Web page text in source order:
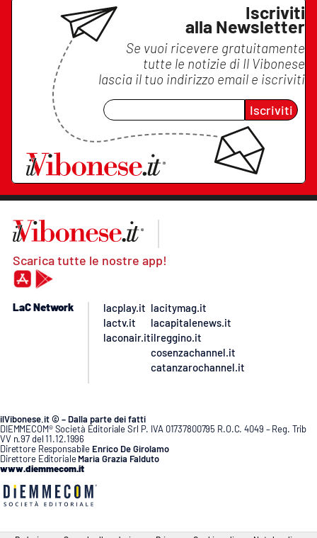
Iscriviti
alla Newsletter
Se vuoi ricevere gratuitamente
tutte le notizie di Il Vibonese
lascia il tuo indirizzo email e iscriviti
Iscriviti
Scarica tutte le nostre app!
LaC Network
lacplay.it
lactv.it
laconair.it
lacitymag.it
lacapitalenews.it
ilreggino.it
cosenzachannel.it
catanzarochannel.it
ilVibonese.it © – Dalla parte dei fatti
DIEMMECOM® Società Editoriale Srl P. IVA 01737800795 R.O.C. 4049 – Reg. Trib
VV n.97 del 11.12.1996
Direttore Responsabile Enrico De Girolamo
Direttore Editoriale Maria Grazia Falduto
www.diemmecom.it